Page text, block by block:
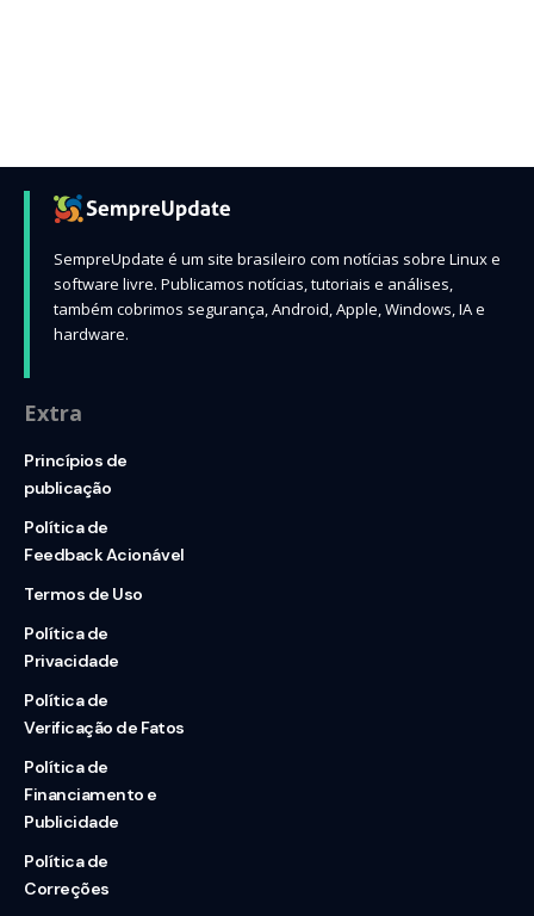
SempreUpdate é um site brasileiro com notícias sobre Linux e
software livre. Publicamos notícias, tutoriais e análises,
também cobrimos segurança, Android, Apple, Windows, IA e
hardware.
Extra
Princípios de
publicação
Política de
Feedback Acionável
Termos de Uso
Política de
Privacidade
Política de
Verificação de Fatos
Política de
Financiamento e
Publicidade
Política de
Correções